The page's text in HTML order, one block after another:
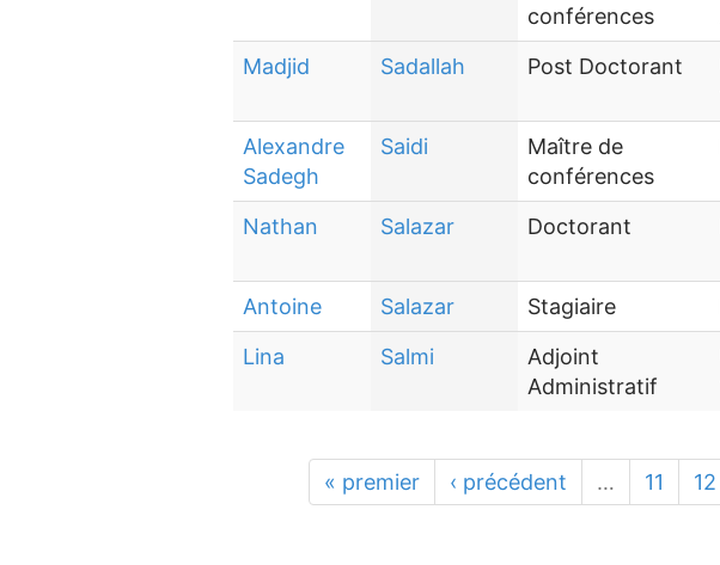
conférences
Madjid Sadallah Post Doctorant
Alexandre
Sadegh
Saidi
Maître de
conférences
Nathan Salazar Doctorant
Antoine
Salazar Stagiaire
Lina
Salmi
Adjoint
Administratif
« premier ‹ précédent … 11 12